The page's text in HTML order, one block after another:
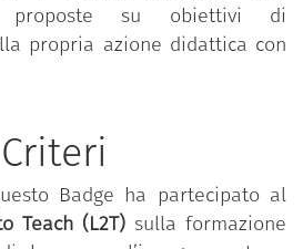
proposte su obiettivi di
propria azione didattica con
Criteri
Badge ha partecipato al
Teach (L2T) sulla formazione